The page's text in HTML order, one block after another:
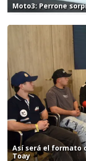
Moto3: Perrone
Así será el formato
Toay